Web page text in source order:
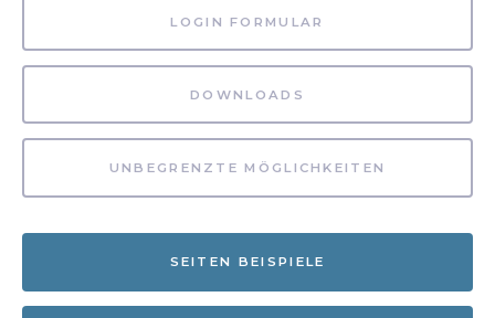
LOGIN FORMULAR
DOWNLOADS
UNBEGRENZTE MÖGLICHKEITEN
SEITEN BEISPIELE